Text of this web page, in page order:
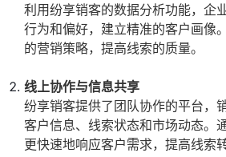
利用纷享销客的数据分析功能，企
行为和偏好，建立精准的客户画像
的营销策略，提高线索的质量。
线上协作与信息共享
纷享销客提供了团队协作的平台，
客户信息、线索状态和市场动态。
更快速地响应客户需求，提高线索